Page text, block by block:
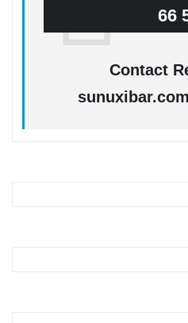
66
Contact